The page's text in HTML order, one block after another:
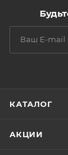
КАТАЛОГ
АКЦИИ